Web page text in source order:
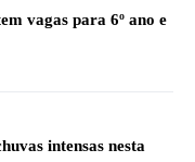
vagas para 6º ano e
intensas nesta